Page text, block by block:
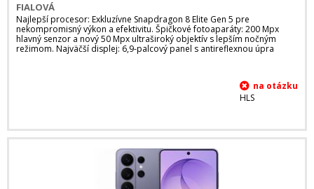
FIALOVÁ
Najlepší procesor: Exkluzívne Snapdragon 8 Elite Gen 5 pre
nekompromisný výkon a efektivitu. Špičkové fotoaparáty: 200 Mpx
hlavný senzor a nový 50 Mpx ultraširoký objektív s lepším nočným
režimom. Najväčší displej: 6,9-palcový panel s antireflexnou úpra
HLS